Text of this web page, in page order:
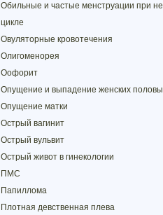
Обильные и частые менструации при
цикле
Овуляторные кровотечения
Олигоменорея
Оофорит
Опущение и выпадение женских
Опущение матки
Острый вагинит
Острый вульвит
Острый живот в гинекологии
ПМС
Папиллома
Плотная девственная плева